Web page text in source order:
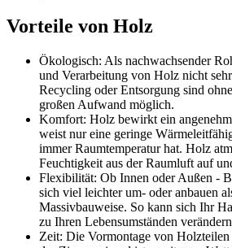
Vorteile von Holz
Ökologisch: Als nachwachsender
und Verarbeitung von Holz nicht
Recycling oder Entsorgung sind
großen Aufwand möglich.
Komfort: Holz bewirkt ein
weist nur eine geringe
immer Raumtemperatur hat. Holz
Feuchtigkeit aus der Raumluft auf
Flexibilität: Ob Innen oder Außen -
sich viel leichter um- oder anbauen
Massivbauweise. So kann sich Ihr
zu Ihren Lebensumständen
Zeit: Die Vormontage von